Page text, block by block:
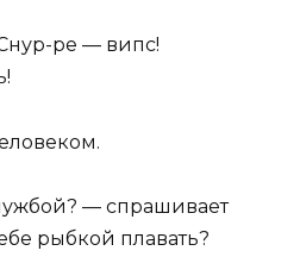
ре — випс!
— спрашивает
рыбкой плавать?